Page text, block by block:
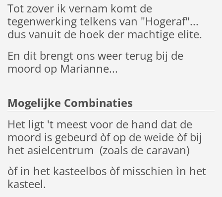
Tot zover ik vernam komt de
tegenwerking telkens van "Hogeraf"...
dus vanuit de hoek der machtige elite.
En dit brengt ons weer terug bij de
moord op Marianne...
Mogelijke Combinaties
Het ligt 't meest voor de hand dat de
moord is gebeurd òf op de weide òf bij
het asielcentrum (zoals de caravan)
òf in het kasteelbos òf misschien ìn het
kasteel.